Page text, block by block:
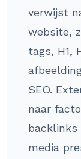
verwijst
website,
tags, H1,
SEO.
naar
backlinks
media